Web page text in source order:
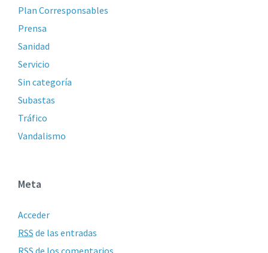
Plan Corresponsables
Prensa
Sanidad
Servicio
Sin categoría
Subastas
Tráfico
Vandalismo
Meta
Acceder
RSS de las entradas
RSS de los comentarios